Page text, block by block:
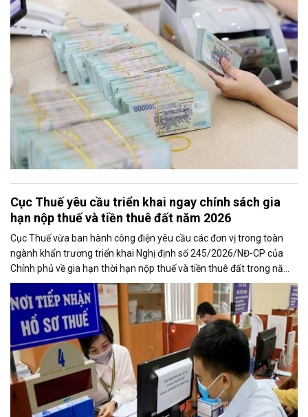
các ngân hàng thương mại để tăng nguồn vốn ngắn hạn cho nền
kinh tế.
Cục Thuế yêu cầu triển khai ngay chính sách gia
hạn nộp thuế và tiền thuê đất năm 2026
Cục Thuế vừa ban hành công điện yêu cầu các đơn vị trong toàn
ngành khẩn trương triển khai Nghị định số 245/2026/NĐ-CP của
Chính phủ về gia hạn thời hạn nộp thuế và tiền thuê đất trong năm
2026, nhằm bảo đảm chính sách nhanh chóng đi vào thực tiễn và
hỗ trợ kịp thời cho người nộp thuế.